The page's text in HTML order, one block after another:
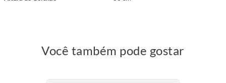
Você também pode gostar